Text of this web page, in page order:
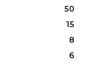
50
15
8
6